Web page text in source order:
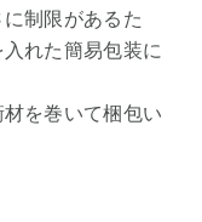
制限があるた
れた簡易包装に
を巻いて梱包い